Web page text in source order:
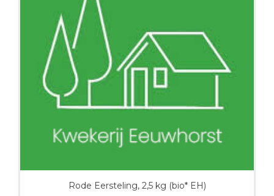
Rode Eersteling, 2,5 kg (bio* EH)